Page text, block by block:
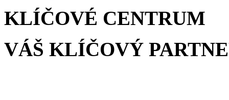
KLÍČOVÉ CENTRUM
VÁŠ KLÍČOVÝ